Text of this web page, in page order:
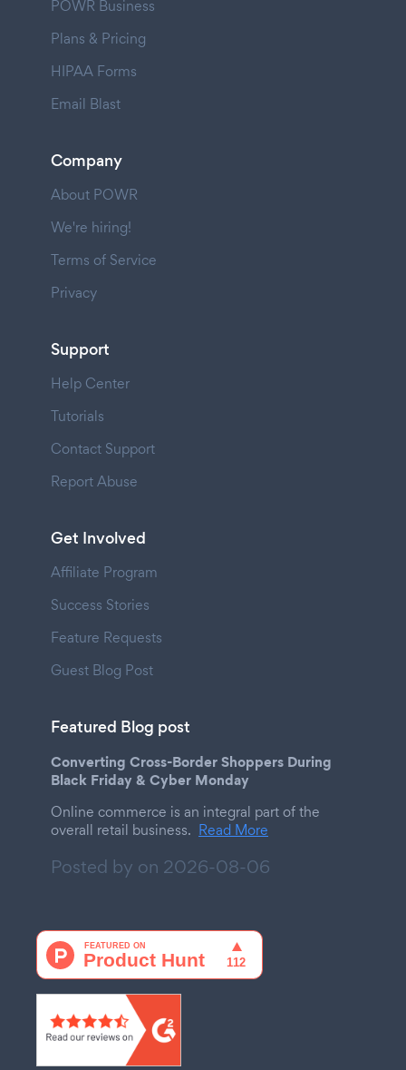
POWR Business
Plans & Pricing
HIPAA Forms
Email Blast
Company
About POWR
We're hiring!
Terms of Service
Privacy
Support
Help Center
Tutorials
Contact Support
Report Abuse
Get Involved
Affiliate Program
Success Stories
Feature Requests
Guest Blog Post
Featured Blog post
Converting Cross-Border Shoppers During
Black Friday & Cyber Monday
Online commerce is an integral part of the
overall retail business. Read More
Posted by on 2026-08-06